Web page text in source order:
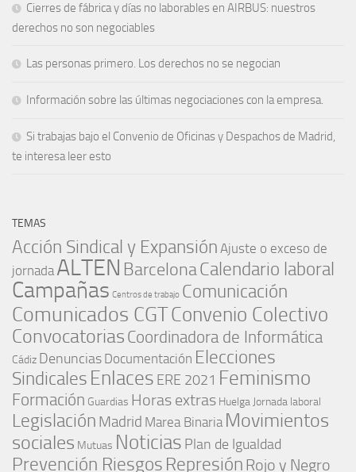
Cierres de fábrica y días no laborables en AIRBUS: nuestros
derechos no son negociables
Las personas primero. Los derechos no se negocian
Información sobre las últimas negociaciones con la empresa.
Si trabajas bajo el Convenio de Oficinas y Despachos de Madrid,
te interesa leer esto
TEMAS
Acción Sindical y Expansión Ajuste o exceso de
jornada ALTEN BarcelonaCalendario laboral
Campañas Centros de trabajo Comunicación
Comunicados CGTConvenio Colectivo
Convocatorias Coordinadora de Informática
Cádiz Denuncias Documentación Elecciones
Sindicales Enlaces ERE 2021 Feminismo
Formación Guardias Horas extras Huelga Jornada laboral
Legislación Madrid Marea Binaria Movimientos
sociales Mutuas Noticias Plan de Igualdad
Prevención Riesgos Represión Rojo y Negro